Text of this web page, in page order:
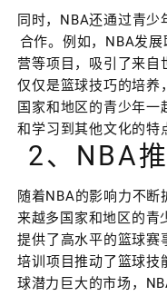
同时，NBA还通过青
合作。例如，NBA发
营等项目，吸引了来自
仅仅是篮球技巧的培养
国家和地区的青少年一
和学习到其他文化的特
2、NBA
随着NBA的影响力不
来越多国家和地区的青
提供了高水平的篮球赛
培训项目推动了篮球技
球潜力巨大的市场，